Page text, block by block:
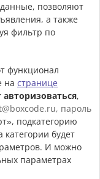
позволяют
а также
фильтр по
функционал
на странице
,
пароль
подкатегорию
будет
И можно
параметрах